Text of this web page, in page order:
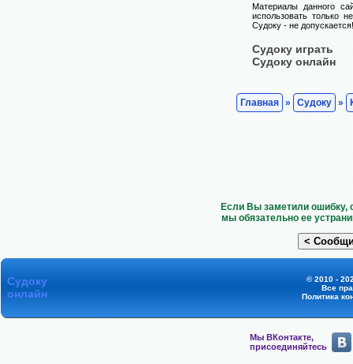
Материалы данного
использовать только
Судоку - не допускается!
Судоку играть
Судоку онлайн
Главная » Судоку »
Если Вы заметили ошибку,
мы обязательно ее
Судоку
онлайн
© 2010 -
Все
Политика
Мы ВКонтакте,
присоединяйтесь